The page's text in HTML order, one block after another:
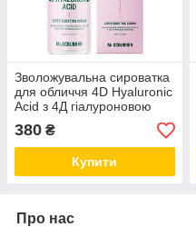
Зволожувальна сироватка
для обличчя 4D Hyaluronic
Acid з 4Д гіалуроновою
кислотою Mr.SCRUBBER
30 мл
380 ₴
Купити
Про нас